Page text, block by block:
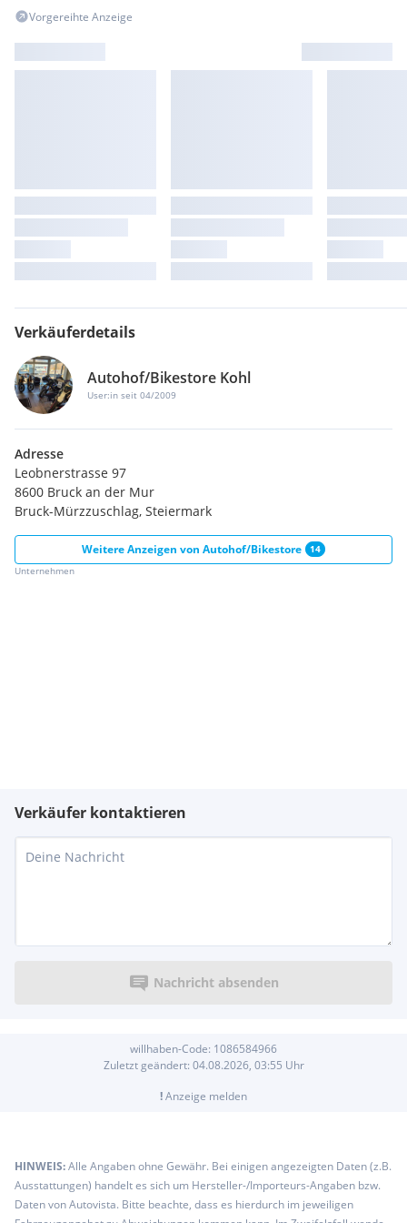
Vorgereihte Anzeige
Verkäuferdetails
Autohof/Bikestore Kohl
User:in seit 04/2009
Adresse
Leobnerstrasse 97
8600 Bruck an der Mur
Bruck-Mürzzuschlag, Steiermark
Weitere Anzeigen von Autohof/Bikestore
14
Unternehmen
Verkäufer kontaktieren
Nachricht absenden
willhaben-Code: 1086584966
Zuletzt geändert: 04.08.2026, 03:55 Uhr
!Anzeige melden
HINWEIS:Alle Angaben ohne Gewähr. Bei einigen angezeigten Daten (z.B.
Ausstattungen) handelt es sich um Hersteller-/Importeurs-Angaben bzw.
Daten von Autovista. Bitte beachte, dass es hierdurch im jeweiligen